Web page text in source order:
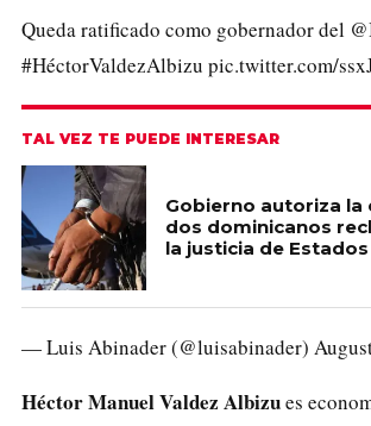
Queda ratificado como gobernador del
#HéctorValdezAlbizu pic.twitter.com/
TAL VEZ TE PUEDE INTERESAR
Gobierno autoriza la
dos dominicanos
la justicia de
— Luis Abinader (@luisabinader)
Héctor Manuel Valdez Albizues